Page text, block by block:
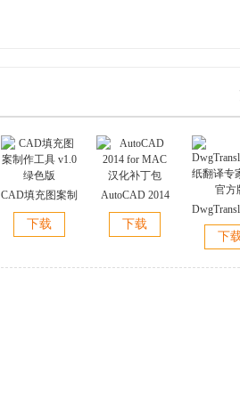
CAD填充图案制
作工具 v1.0 绿
色版
下载
AutoCAD 2014
for MAC 汉化补
丁包
下载
纸翻译
v2.5
下